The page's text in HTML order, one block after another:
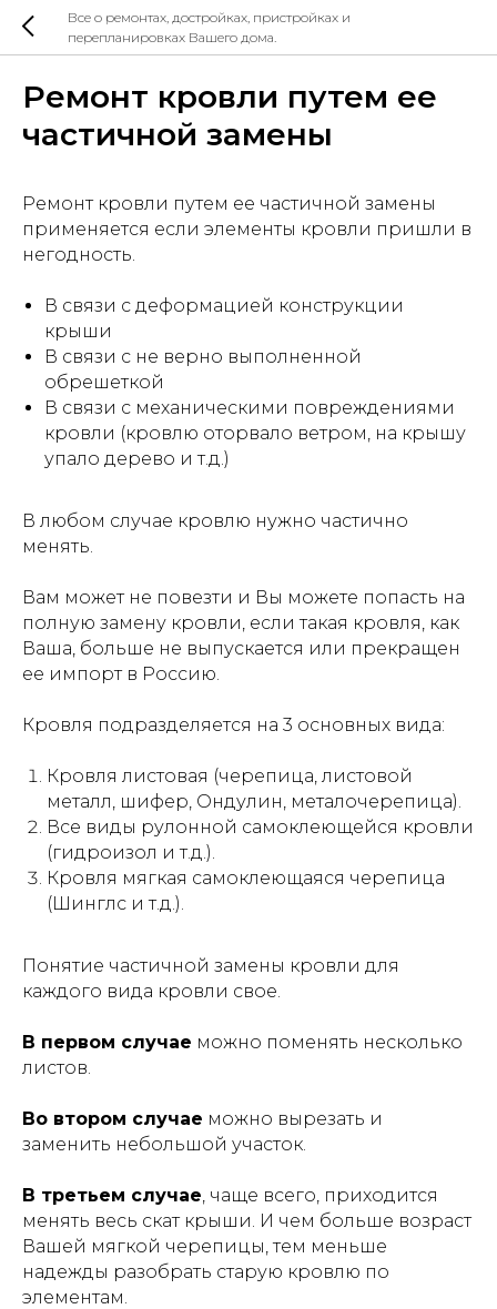
Все о ремонтах, достройках, пристройках и
перепланировках Вашего дома.
Ремонт кровли путем ее
частичной замены
Ремонт кровли путем ее частичной замены
применяется если элементы кровли пришли в
негодность.
В связи с деформацией конструкции
крыши
В связи с не верно выполненной
обрешеткой
В связи с механическими повреждениями
кровли (кровлю оторвало ветром, на крышу
упало дерево и т.д.)
В любом случае кровлю нужно частично
менять.
Вам может не повезти и Вы можете попасть на
полную замену кровли, если такая кровля, как
Ваша, больше не выпускается или прекращен
ее импорт в Россию.
Кровля подразделяется на 3 основных вида:
Кровля листовая (черепица, листовой
металл, шифер, Ондулин, металочерепица).
Все виды рулонной самоклеющейся кровли
(гидроизол и т.д.).
Кровля мягкая самоклеющаяся черепица
(Шинглс и т.д.).
Понятие частичной замены кровли для
каждого вида кровли свое.
В первом случае можно поменять несколько
листов.
Во втором случае можно вырезать и
заменить небольшой участок.
В третьем случае, чаще всего, приходится
менять весь скат крыши. И чем больше возраст
Вашей мягкой черепицы, тем меньше
надежды разобрать старую кровлю по
элементам.